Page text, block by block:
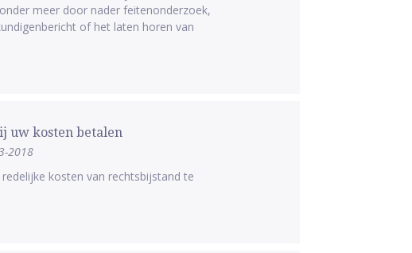
meer door nader feitenonderzoek,
of het laten horen van
uw kosten betalen
2018
kosten van rechtsbijstand te